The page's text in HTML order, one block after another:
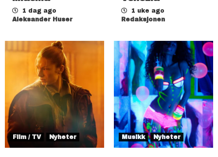
1 dag ago
Aleksander Huser
1 uke ago
Redaksjonen
Film / TV Nyheter Musikk Nyheter